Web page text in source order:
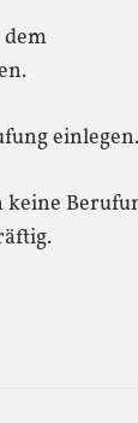
einlegen.
keine